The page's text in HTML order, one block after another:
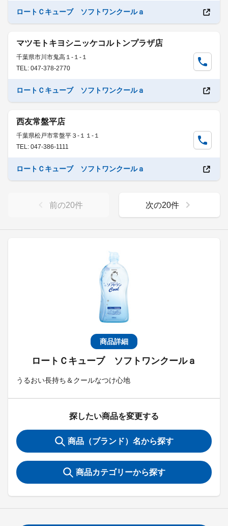
商品詳細
ロートＣキューブ ソフトワンクールａ
うるおい長持ち＆クールなつけ心地
探したい商品を変更する
商品（ブランド）名から探す
商品カテゴリーから探す
ロートＣキューブ ソフトワンクールａ
マツモトキヨシニッケコルトンプラザ店
千葉県市川市鬼高１-１-１
TEL: 047-378-2770
ロートＣキューブ ソフトワンクールａ
西友常盤平店
千葉県松戸市常盤平３-１１-１
TEL: 047-386-1111
ロートＣキューブ ソフトワンクールａ
前の20件 次の20件